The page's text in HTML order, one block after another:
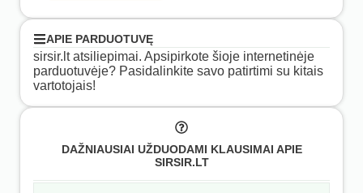
APIE PARDUOTUVĘ
sirsir.lt atsiliepimai. Apsipirkote šioje internetinėje
parduotuvėje? Pasidalinkite savo patirtimi su kitais
vartotojais!
DAŽNIAUSIAI UŽDUODAMI KLAUSIMAI APIE
SIRSIR.LT